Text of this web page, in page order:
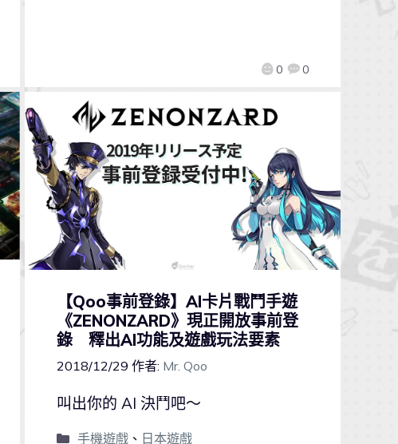
0 0
【Qoo事前登錄】AI卡片戰鬥手遊
《ZENONZARD》現正開放事前登
錄 釋出AI功能及遊戲玩法要素
2018/12/29 作者: Mr. Qoo
叫出你的 AI 決鬥吧～
手機遊戲、 日本遊戲